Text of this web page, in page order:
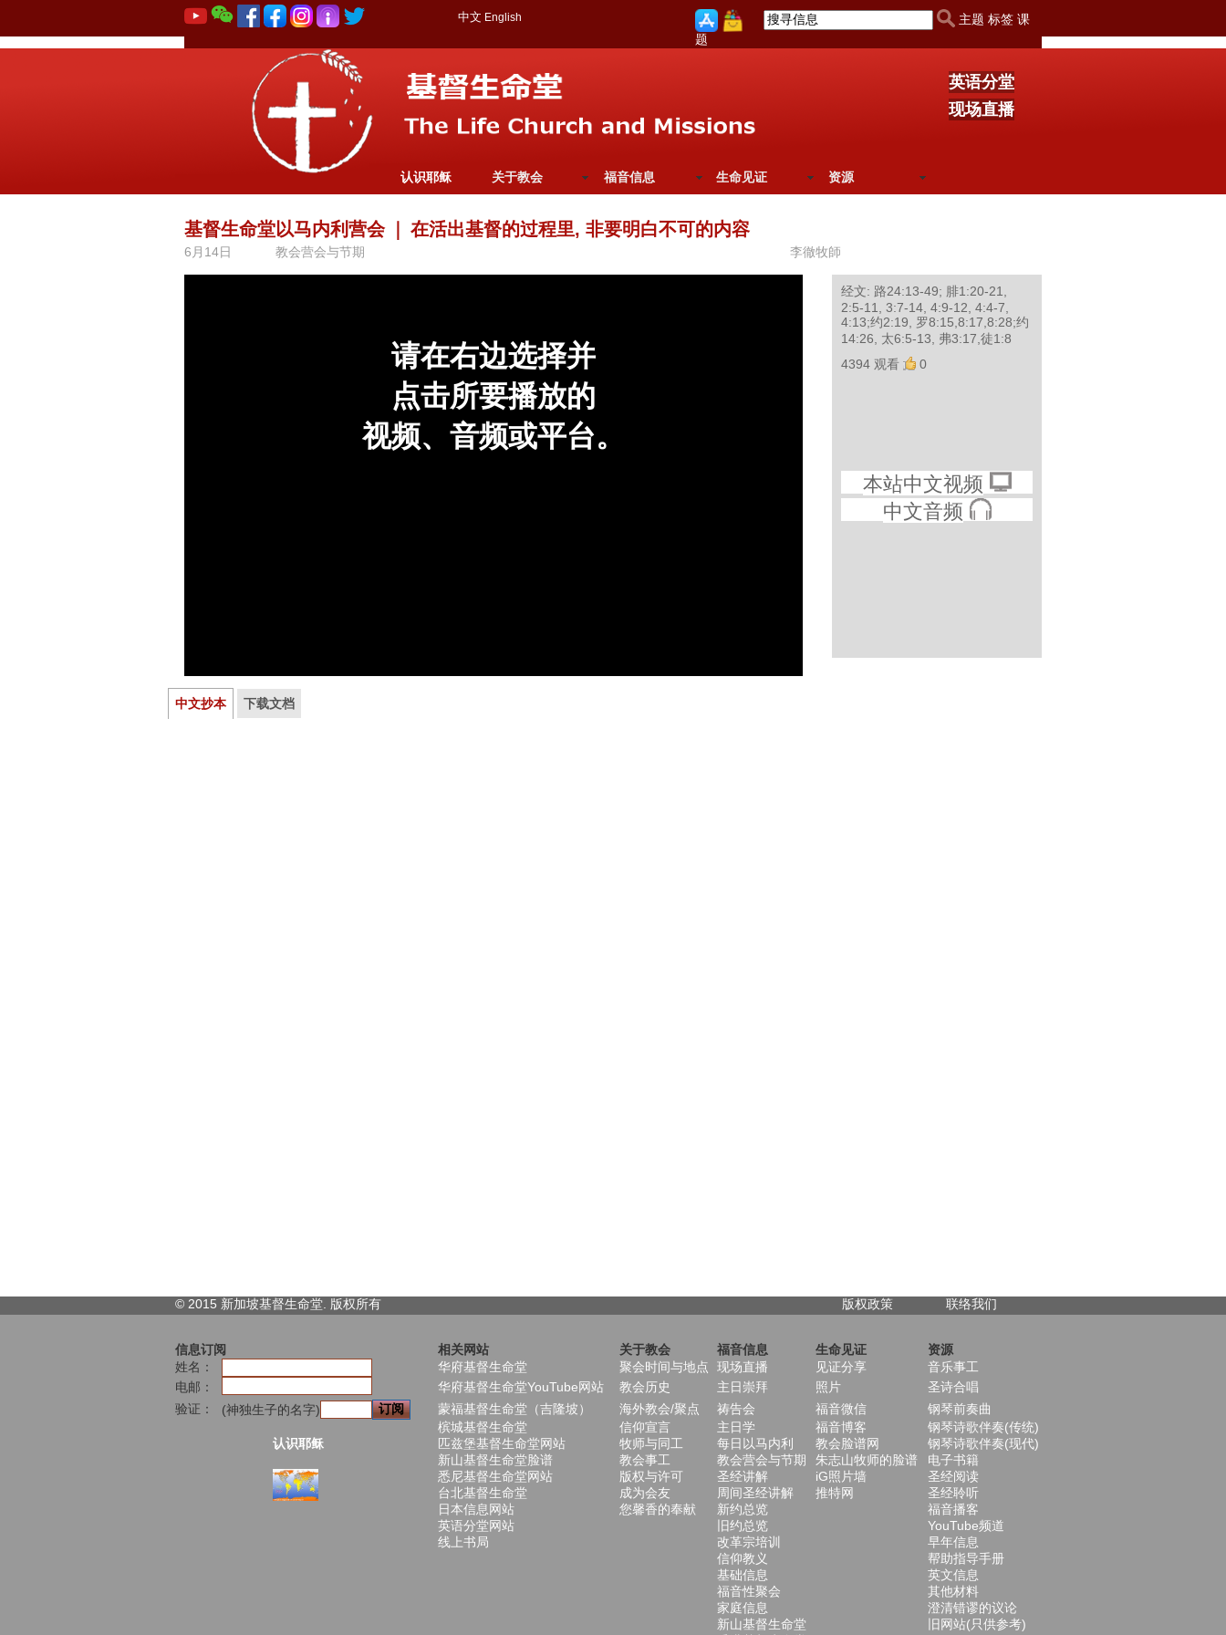
中文 English
主题 标签 课
题
英语分堂
现场直播
认识耶稣 关于教会 福音信息 生命见证 资源
基督生命堂以马内利营会 在活出基督的过程里, 非要明白不可的内容
6月14日 教会营会与节期 李徹牧師
经文: 路24:13-49; 腓1:20-21,
2:5-11, 3:7-14, 4:9-12, 4:4-7,
4:13;约2:19, 罗8:15,8:17,8:28;约
14:26, 太6:5-13, 弗3:17,徒1:8
4394 观看
0
本站中文视频
中文音频
中文抄本 下载文档
© 2015 新加坡基督生命堂. 版权所有 版权政策 联络我们
信息订阅 相关网站 关于教会 福音信息 生命见证
资源
姓名：
华府基督生命堂 聚会时间与地点 现场直播 见证分享
音乐事工
电邮：
华府基督生命堂YouTube网站 教会历史 主日崇拜 照片
圣诗合唱
验证：
(神独生子的名字) 蒙福基督生命堂（吉隆坡） 海外教会/聚点 祷告会 福音微信
钢琴前奏曲
槟城基督生命堂
信仰宣言 主日学 福音博客
钢琴诗歌伴奏(传统)
认识耶稣
匹兹堡基督生命堂网站 牧师与同工 每日以马内利 教会脸谱网
钢琴诗歌伴奏(现代)
新山基督生命堂脸谱
教会事工 教会营会与节期 朱志山牧师的脸谱
电子书籍
悉尼基督生命堂网站
版权与许可 圣经讲解 iG照片墙
圣经阅读
台北基督生命堂
成为会友 周间圣经讲解 推特网
圣经聆听
日本信息网站
您馨香的奉献 新约总览
福音播客
英语分堂网站
旧约总览
YouTube频道
线上书局
改革宗培训
早年信息
信仰教义
帮助指导手册
基础信息
英文信息
福音性聚会
其他材料
家庭信息
澄清错谬的议论
新山基督生命堂
旧网站(只供参考)